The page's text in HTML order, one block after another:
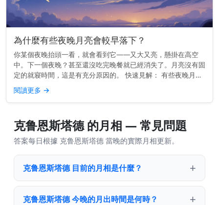
為什麼有些夜晚月亮會較早落下？
你某個夜晚抬頭一看，就會看到它——又大又亮，懸掛在高空
中。下一個夜晚？甚至還沒吃完晚餐就已經消失了。月亮沒有固
定的就寢時間，這是有充分原因的。 快速見解： 有些夜晚月亮
較早落下，是因為它的軌道使它每天升起的時間大約晚50分鐘
——因此相較於前...
閱讀更多 →
克鲁恩斯塔德 的月相 — 常見問題
答案每日根據 克鲁恩斯塔德 當晚的實際月相更新。
克鲁恩斯塔德 目前的月相是什麼？
克鲁恩斯塔德 今晚的月出時間是何時？